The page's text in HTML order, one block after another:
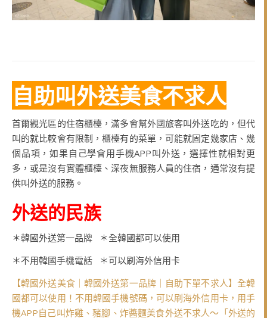
自助叫外送美食不求人
首爾觀光區的住宿櫃檯，滿多會幫外國旅客叫外送吃的，但代
叫的就比較會有限制，櫃檯有的菜單，可能就固定幾家店、幾
個品項，如果自己學會用手機APP叫外送，選擇性就相對更
多，或是沒有實體櫃檯、深夜無服務人員的住宿，通常沒有提
供叫外送的服務。
外送的民族
＊韓國外送第一品牌 ＊全韓國都可以使用
＊不用韓國手機電話 ＊可以刷海外信用卡
【韓國外送美食｜韓國外送第一品牌｜自助下單不求人】全韓
國都可以使用！不用韓國手機號碼，可以刷海外信用卡，用手
機APP自己叫炸雞、豬腳、炸醬麵美食外送不求人～「外送的